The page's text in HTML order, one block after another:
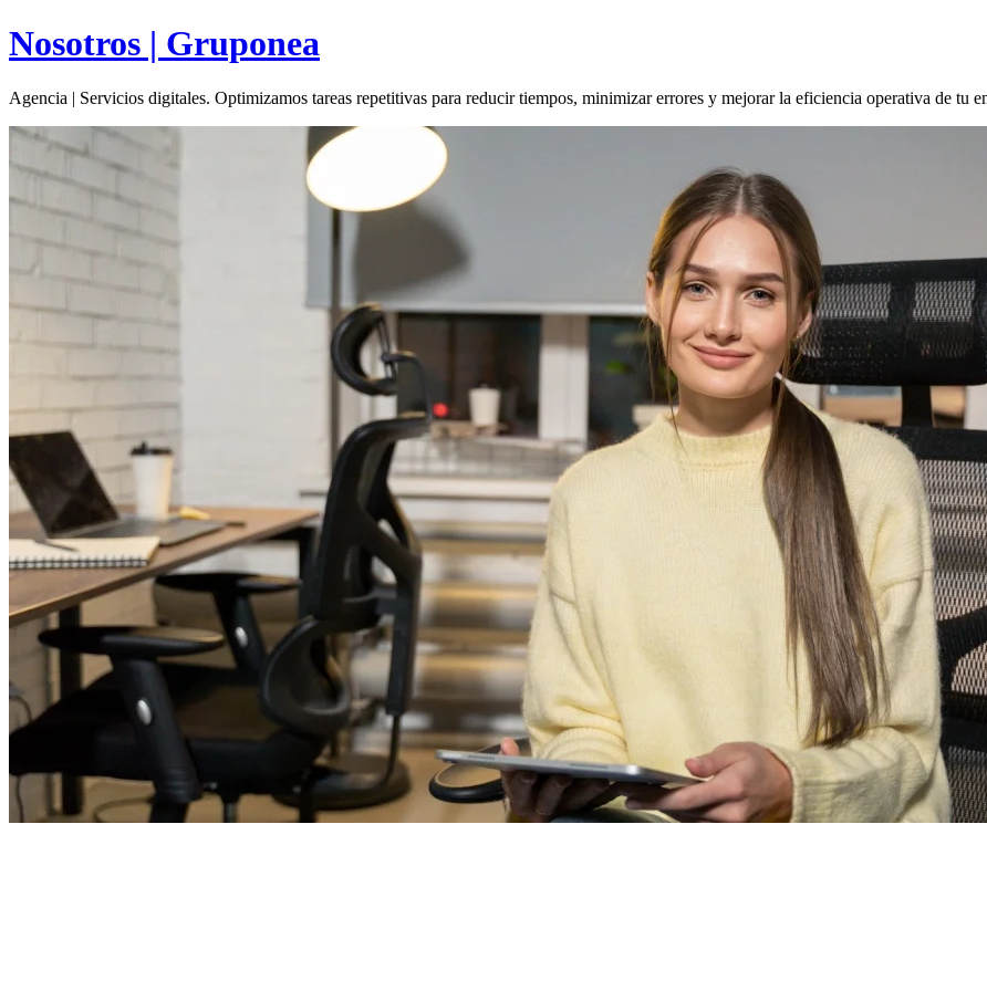
Nosotros | Gruponea
Agencia | Servicios digitales. Optimizamos tareas repetitivas para reducir tiempos, minimizar errores y mejorar la eficiencia operativa de tu